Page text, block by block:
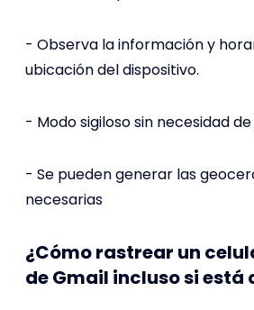
- Observa la información y
ubicación del dispositivo.
- Modo sigiloso sin necesidad
- Se pueden generar las
necesarias
¿Cómo rastrear un
de Gmail incluso si está